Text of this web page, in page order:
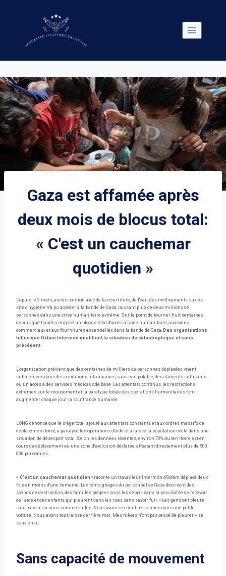
Gaza est affamée après
deux mois de blocus total:
« C'est un cauchemar
quotidien »
Depuis le 2 mars, aucun camion avec de la nourriture, de l'eau, des médicaments ou des
kits d'hygiène n'a pu accéder à la bande de Gaza, laissant plus de deux millions de
personnes dans une crise humanitaire extrême. Sur le point de tourner huit semaines
depuis que Israël a imposé un blocus total d'accès à l'aide humanitaire, aux biens
commerciaux et aux fournitures essentielles dans la bande de Gaza, Des organisations
telles que Oxfam Intermon qualifient la situation de catastrophique et sans
précédent.
L'organisation prévient que des centaines de milliers de personnes déplacées vivent
submergées dans des conditions inhumaines, sans eau potable, des aliments suffisants
ou un accès à des services médicaux de base. Les attentats continus, les restrictions
extrêmes sur le mouvement et la paralysie totale des opérations humanitaires font
augmenter chaque jour la souffrance humaine.
L'ONG dénonce que le siège total, ajouté aux attentats constants et aux ordres massifs de
déplacement forcé, a paralysé les opérations d'aide et a laissé la population civile dans une
situation de désespoir total. Selon les données récentes, environ 70% du territoire est en
cours de déplacement ou une zone d'exclusion déclarée, affectant directement plus de 500
000 personnes.
« C'est un cauchemar quotidien » raconte un travailleur Intermón d'Oxfam déplacé deux
fois en moins d'une semaine. Les témoignages du personnel de Gaza décrivent des
scènes de destruction, des familles piégées sous les débris sans la possibilité de recevoir
de l'aide et des enfants qui pleurent dans les rues sans savoir fuir. « Les gens ont pleuré
sans savoir où nous sommes allés. Nous avons eu neuf personnes dans une petite
voiture. Nous avons tout laissé derrière moi. Mes nièces n'ont pas cessé de pleurer », se
souvient-il.
Sans capacité de mouvement